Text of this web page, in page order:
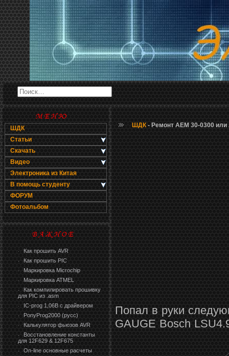
ШДК
Статьи
Скачать
Видео
Электроника из Китая
В помощь студенту
ФОРУМ
Фотоальбом
· Как прошить AVR
· Как прошить PIC
· Маркировка Microchip
· Маркировка ATMEL
·
Как компилировать прошивку
для PIC из .asm
· IC-prog 1,06В с драйвером
· PonyProg2000 (русс)
· Калькулятор фьюзов AVR
·
Восстановление константы
для 12F629 & 12F675
· On-line основные расчеты
ШДК - Ремонт AEM 30-0300
Попал в руки
GAUGE Bosch